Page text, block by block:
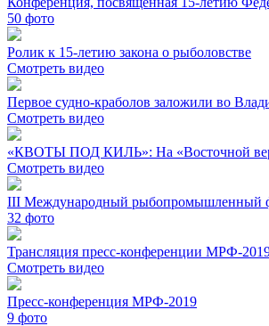
50 фото
Ролик к 15-летию закона о рыболовстве
Смотреть видео
Первое судно-краболов заложили во
Смотреть видео
«КВОТЫ ПОД КИЛЬ»: На «Восточной
Смотреть видео
III Международный рыбопромышленный
32 фото
Трансляция пресс-конференции МРФ-
Смотреть видео
Пресс-конференция МРФ-2019
9 фото